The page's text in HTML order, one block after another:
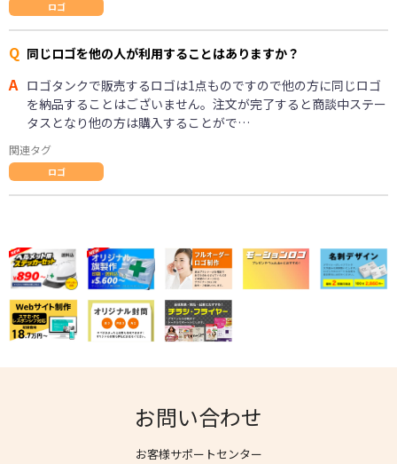
ロゴ
Q 同じロゴを他の人が利用することはありますか？
A ロゴタンクで販売するロゴは1点ものですので他の方に同じロゴ
を納品することはございません。注文が完了すると商談中ステー
タスとなり他の方は購入することがで…
関連タグ
ロゴ
お問い合わせ
お客様サポートセンター